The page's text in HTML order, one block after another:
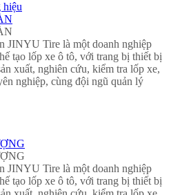
hiệu
JINYU Tire là một doanh nghiệp
tạo lốp xe ô tô, với trang bị thiết bị
xuất, nghiên cứu, kiểm tra lốp xe,
nghiệp, cùng đội ngũ quản lý
JINYU Tire là một doanh nghiệp
tạo lốp xe ô tô, với trang bị thiết bị